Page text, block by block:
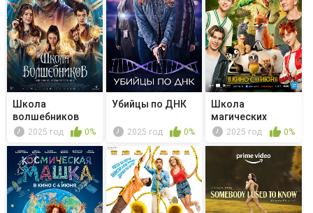
Школа
волшебников
2025 год 0%
Убийцы по ДНК
2025 год 0%
Школа
магических
зверей.
2025 год 0%